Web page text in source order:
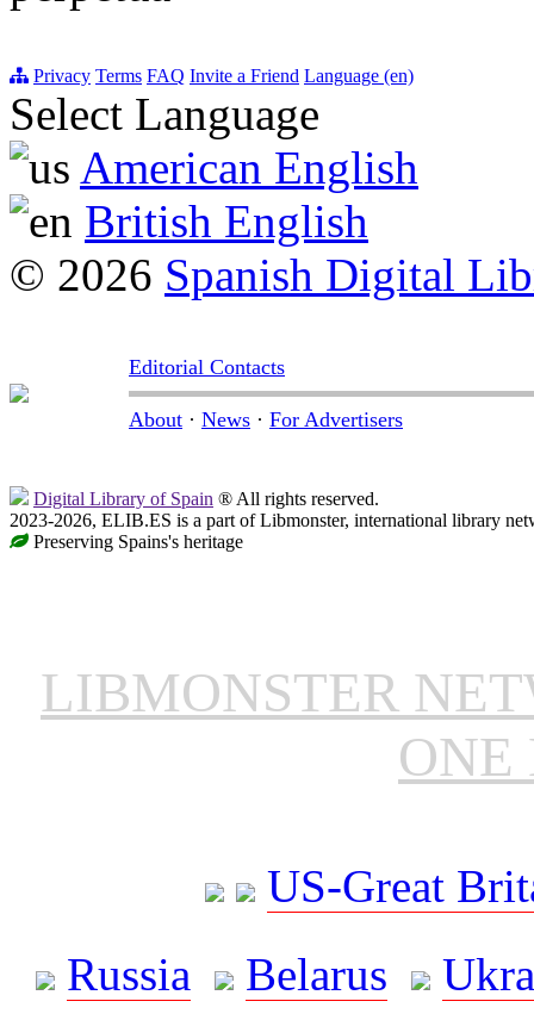
Privacy Terms FAQ Invite a Friend Language (en)
Select Language
American English
British English
© 2026 Spanish Digital
Editorial Contacts
About · News · For Advertisers
Digital Library of Spain ® All rights reserved.
2023-2026, ELIB.ES is a part of Libmonster, international library
Preserving Spains's heritage
LIBMONSTER
ONE
US-Great
Russia
Belarus